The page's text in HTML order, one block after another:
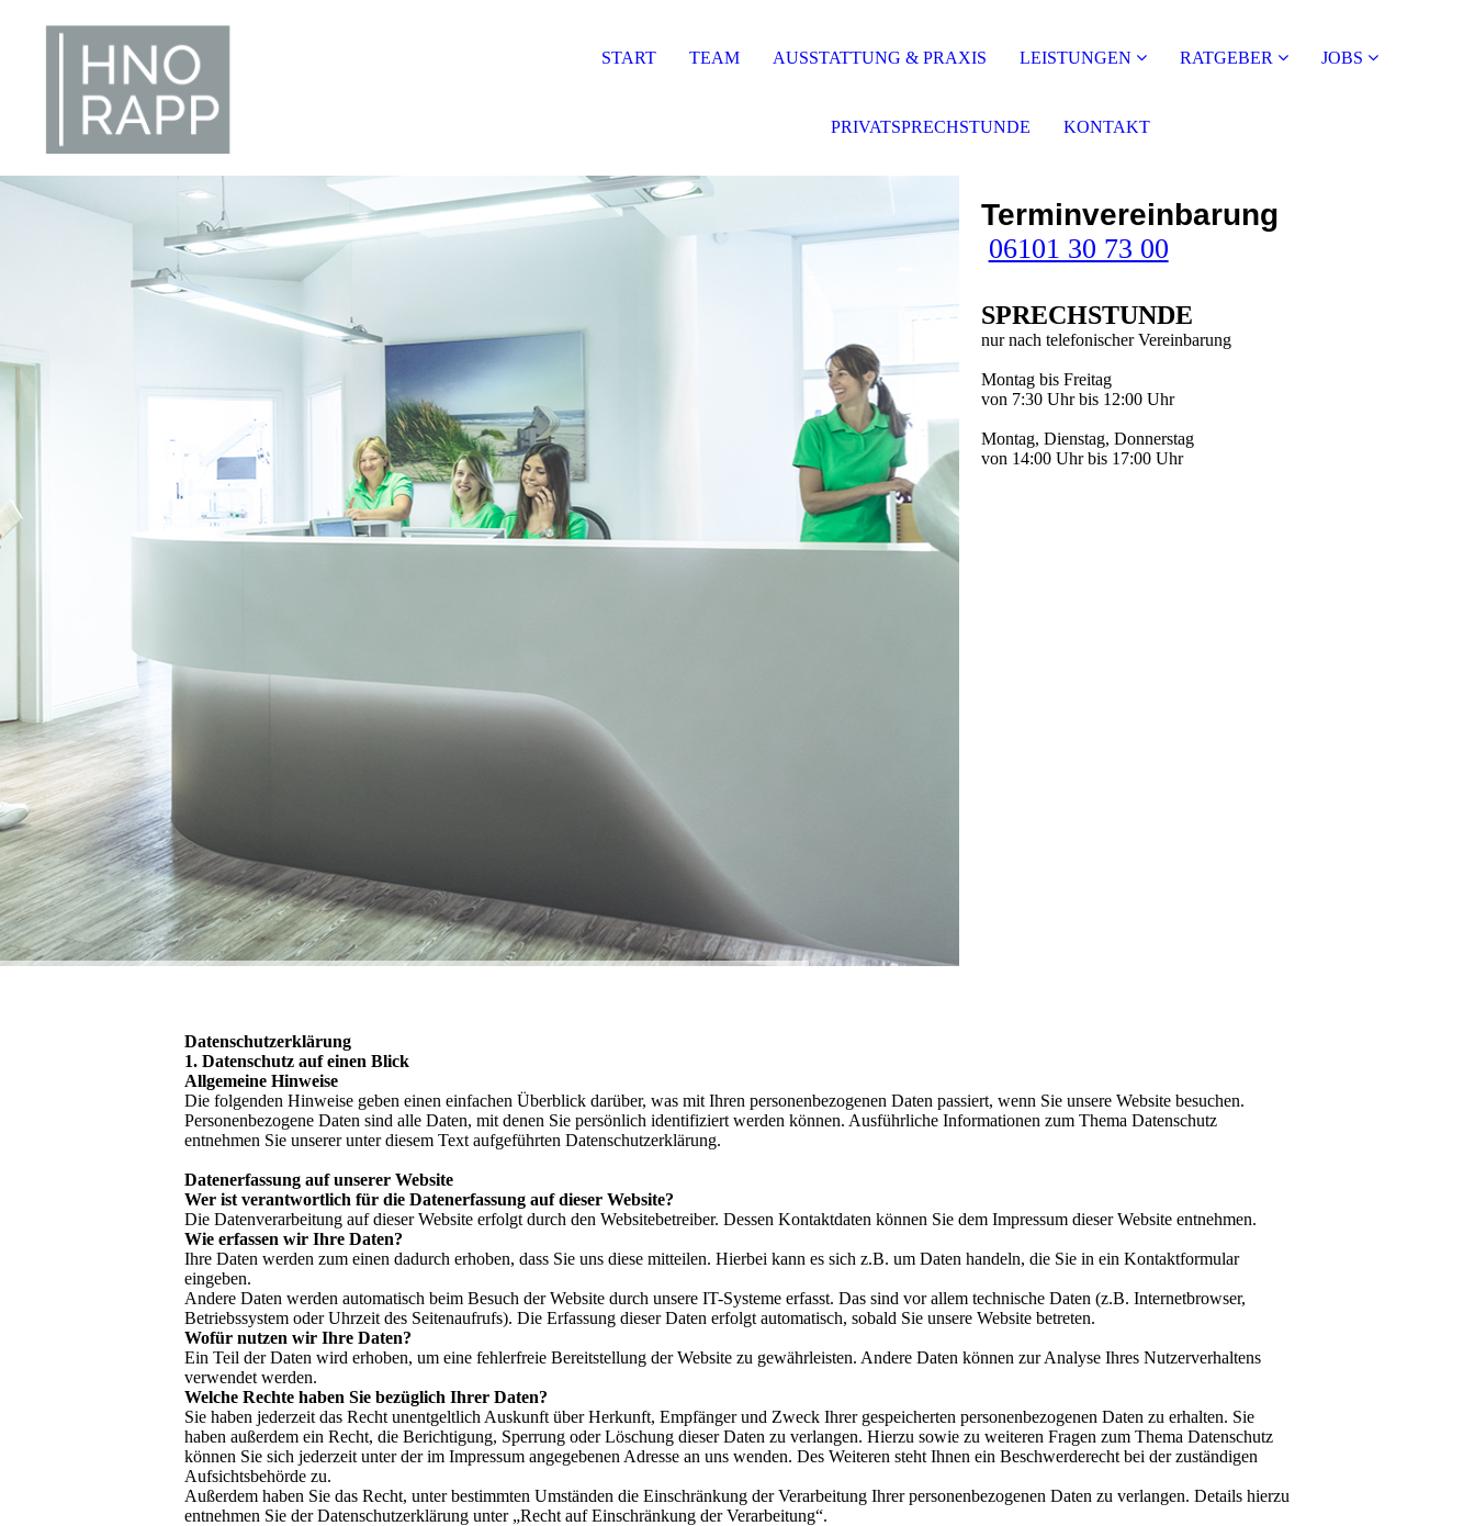
START TEAM AUSSTATTUNG & PRAXIS LEISTUNGEN RATGEBER JOBS
PRIVATSPRECHSTUNDE KONTAKT
Terminvereinbarung
06101 30 73 00
SPRECH­STUNDE
nur nach telefonischer Vereinbarung
Montag bis Freitag
von 7:30 Uhr bis 12:00 Uhr
Mon­tag, Diens­tag, Don­ners­tag
von 14:00 Uhr bis 17:00 Uhr
Datenschutzerklärung
1. Datenschutz auf einen Blick
Allgemeine Hinweise
Die folgenden Hinweise geben einen einfachen Überblick darüber, was mit Ihren personenbezogenen Daten passiert, wenn Sie unsere Website besuchen.
Personenbezogene Daten sind alle Daten, mit denen Sie persönlich identifiziert werden können. Ausführliche Informationen zum Thema Datenschutz
entnehmen Sie unserer unter diesem Text aufgeführten Datenschutzerklärung.
Datenerfassung auf unserer Website
Wer ist verantwortlich für die Datenerfassung auf dieser Website?
Die Datenverarbeitung auf dieser Website erfolgt durch den Websitebetreiber. Dessen Kontaktdaten können Sie dem Impressum dieser Website entnehmen.
Wie erfassen wir Ihre Daten?
Ihre Daten werden zum einen dadurch erhoben, dass Sie uns diese mitteilen. Hierbei kann es sich z.B. um Daten handeln, die Sie in ein Kontaktformular
eingeben.
Andere Daten werden automatisch beim Besuch der Website durch unsere IT-Systeme erfasst. Das sind vor allem technische Daten (z.B. Internetbrowser,
Betriebssystem oder Uhrzeit des Seitenaufrufs). Die Erfassung dieser Daten erfolgt automatisch, sobald Sie unsere Website betreten.
Wofür nutzen wir Ihre Daten?
Ein Teil der Daten wird erhoben, um eine fehlerfreie Bereitstellung der Website zu gewährleisten. Andere Daten können zur Analyse Ihres Nutzerverhaltens
verwendet werden.
Welche Rechte haben Sie bezüglich Ihrer Daten?
Sie haben jederzeit das Recht unentgeltlich Auskunft über Herkunft, Empfänger und Zweck Ihrer gespeicherten personenbezogenen Daten zu erhalten. Sie
haben außerdem ein Recht, die Berichtigung, Sperrung oder Löschung dieser Daten zu verlangen. Hierzu sowie zu weiteren Fragen zum Thema Datenschutz
können Sie sich jederzeit unter der im Impressum angegebenen Adresse an uns wenden. Des Weiteren steht Ihnen ein Beschwerderecht bei der zuständigen
Aufsichtsbehörde zu.
Außerdem haben Sie das Recht, unter bestimmten Umständen die Einschränkung der Verarbeitung Ihrer personenbezogenen Daten zu verlangen. Details hierzu
entnehmen Sie der Datenschutzerklärung unter „Recht auf Einschränkung der Verarbeitung“.